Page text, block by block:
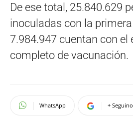
De ese total, 25.840.629
inoculadas con la
7.984.947 cuentan con el
completo de vacunación.
WhatsApp +